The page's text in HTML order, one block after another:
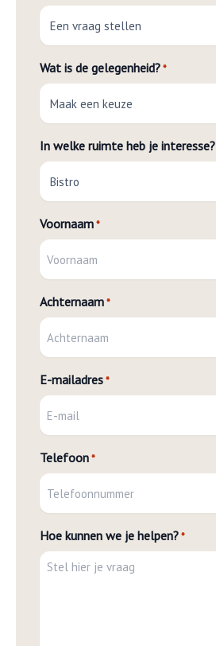
Wat is de gelegenheid?*
In welke ruimte heb je interesse?
Voornaam*
Achternaam*
E-mailadres*
Telefoon*
Hoe kunnen we je helpen?*